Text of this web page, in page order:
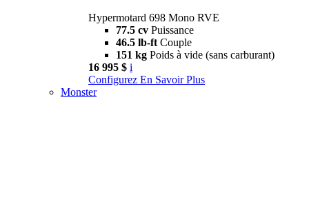
Hypermotard 698 Mono RVE
77.5 cv Puissance
46.5 lb-ft Couple
151 kg Poids à vide (sans carburant)
16 995 $ i
Configurez En Savoir Plus
Monster